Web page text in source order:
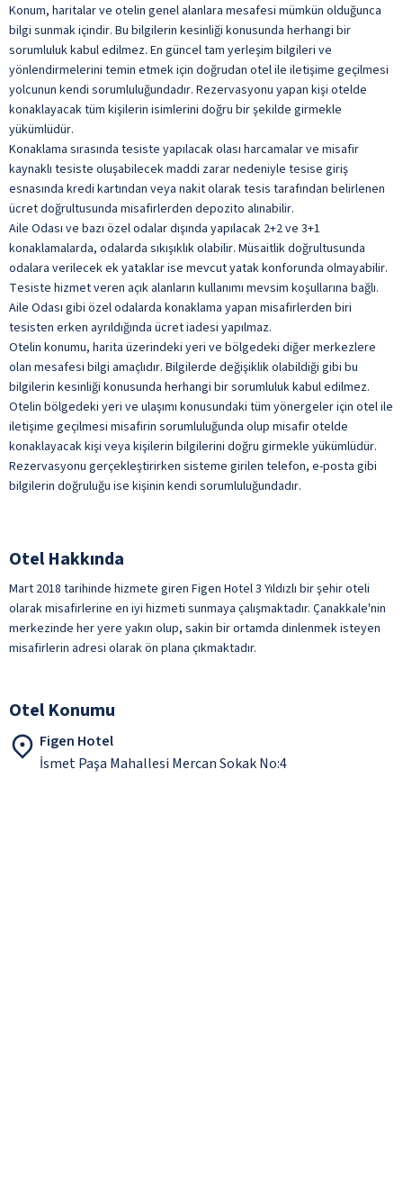
Konum, haritalar ve otelin genel alanlara mesafesi mümkün olduğunca
bilgi sunmak içindir. Bu bilgilerin kesinliği konusunda herhangi bir
sorumluluk kabul edilmez. En güncel tam yerleşim bilgileri ve
yönlendirmelerini temin etmek için doğrudan otel ile iletişime geçilmesi
yolcunun kendi sorumluluğundadır. Rezervasyonu yapan kişi otelde
konaklayacak tüm kişilerin isimlerini doğru bir şekilde girmekle
yükümlüdür.
Konaklama sırasında tesiste yapılacak olası harcamalar ve misafir
kaynaklı tesiste oluşabilecek maddi zarar nedeniyle tesise giriş
esnasında kredi kartından veya nakit olarak tesis tarafından belirlenen
ücret doğrultusunda misafirlerden depozito alınabilir.
Aile Odası ve bazı özel odalar dışında yapılacak 2+2 ve 3+1
konaklamalarda, odalarda sıkışıklık olabilir. Müsaitlik doğrultusunda
odalara verilecek ek yataklar ise mevcut yatak konforunda olmayabilir.
Tesiste hizmet veren açık alanların kullanımı mevsim koşullarına bağlı.
Aile Odası gibi özel odalarda konaklama yapan misafirlerden biri
tesisten erken ayrıldığında ücret iadesi yapılmaz.
Otelin konumu, harita üzerindeki yeri ve bölgedeki diğer merkezlere
olan mesafesi bilgi amaçlıdır. Bilgilerde değişiklik olabildiği gibi bu
bilgilerin kesinliği konusunda herhangi bir sorumluluk kabul edilmez.
Otelin bölgedeki yeri ve ulaşımı konusundaki tüm yönergeler için otel ile
iletişime geçilmesi misafirin sorumluluğunda olup misafir otelde
konaklayacak kişi veya kişilerin bilgilerini doğru girmekle yükümlüdür.
Rezervasyonu gerçekleştirirken sisteme girilen telefon, e-posta gibi
bilgilerin doğruluğu ise kişinin kendi sorumluluğundadır.
Otel Hakkında
Mart 2018 tarihinde hizmete giren Figen Hotel 3 Yıldızlı bir şehir oteli
olarak misafirlerine en iyi hizmeti sunmaya çalışmaktadır. Çanakkale'nin
merkezinde her yere yakın olup, sakin bir ortamda dinlenmek isteyen
misafirlerin adresi olarak ön plana çıkmaktadır.
Otel Konumu
Figen Hotel
İsmet Paşa Mahallesi Mercan Sokak No:4